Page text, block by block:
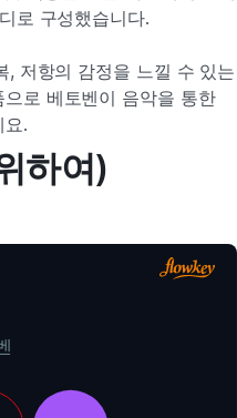
로 구성했습니다.
, 저항의 감정을 느낄 수 있는
로 베토벤이 음악을 통한
요.
하여)